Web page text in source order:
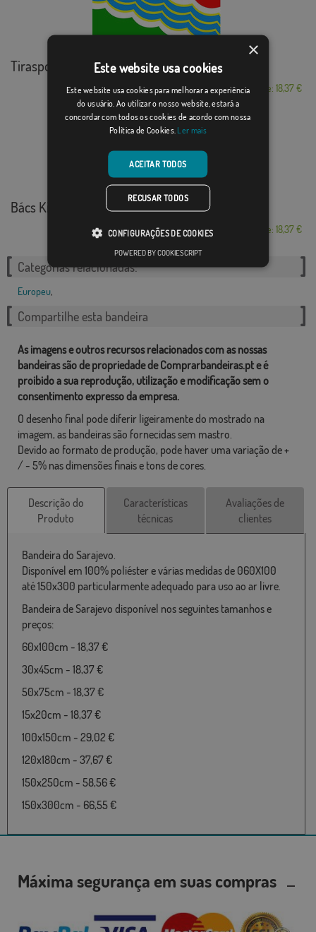
Tiraspol
Desde: 18,37 €
Bács Kiskun
Desde: 18,37 €
Categorias relacionadas:
Europeu,
Compartilhe esta bandeira
As imagens e outros recursos relacionados com as nossas
bandeiras são de propriedade de Comprarbandeiras.pt e é
proibido a sua reprodução, utilização e modificação sem o
consentimento expresso da empresa.
O desenho final pode diferir ligeiramente do mostrado na
imagem, as bandeiras são fornecidas sem mastro.
Devido ao formato de produção, pode haver uma variação de +
/ - 5% nas dimensões finais e tons de cores.
Descrição do
Produto
Características
técnicas
Avaliações de
clientes
Bandeira do Sarajevo.
Disponível em 100% poliéster e várias medidas de 060X100
até 150x300 particularmente adequado para uso ao ar livre.
Bandeira de Sarajevo disponível nos seguintes tamanhos e
preços:
60x100cm - 18,37 €
30x45cm - 18,37 €
50x75cm - 18,37 €
15x20cm - 18,37 €
100x150cm - 29,02 €
120x180cm - 37,67 €
150x250cm - 58,56 €
150x300cm - 66,55 €
Máxima segurança em suas compras
×
Este website usa cookies
Este website usa cookies para melhorar a experiência
do usuário. Ao utilizar o nosso website, estará a
concordar com todos os cookies de acordo com nossa
Política de Cookies. Ler mais
ACEITAR TODOS
RECUSAR TODOS
CONFIGURAÇÕES DE COOKIES
POWERED BY COOKIESCRIPT